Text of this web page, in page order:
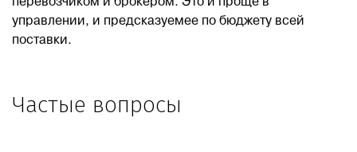
перевозчиком и брокером. Это и проще в
управлении, и предсказуемее по бюджету всей
поставки.
Частые вопросы